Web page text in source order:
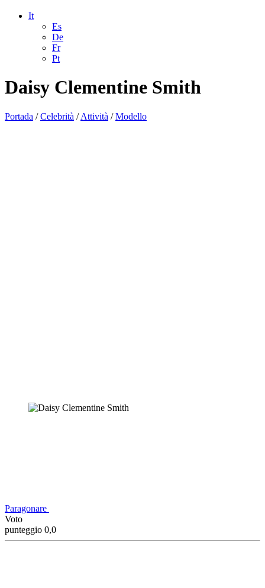
It
Es
De
Fr
Pt
Daisy Clementine Smith
Portada /Celebrità /Attività /Modello
Paragonare
Voto
punteggio 0,0